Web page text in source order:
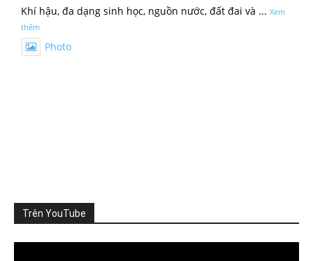
Khí hậu, đa dạng sinh học, nguồn nước, đất đai và ... Xem
thêm
Photo
Photo
Trên YouTube